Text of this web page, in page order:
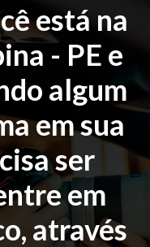
está na
- PE e
algum
em sua
ser
em
através